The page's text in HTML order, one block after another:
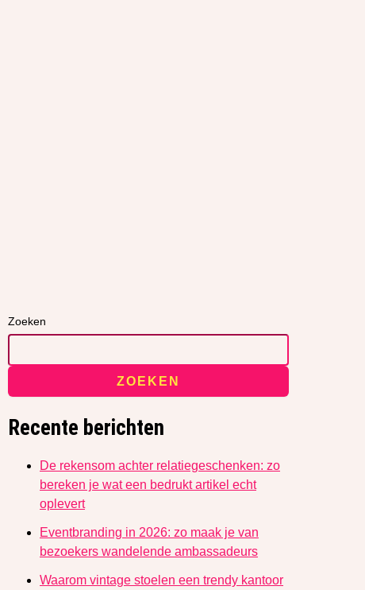
Zoeken
ZOEKEN
Recente berichten
De rekensom achter relatiegeschenken: zo
bereken je wat een bedrukt artikel echt
oplevert
Eventbranding in 2026: zo maak je van
bezoekers wandelende ambassadeurs
Waarom vintage stoelen een trendy kantoor